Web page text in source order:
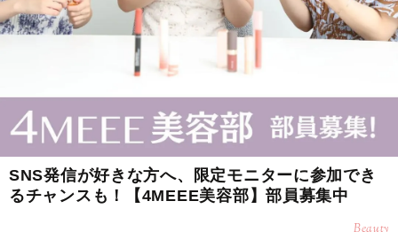
SNS発信が好きな方へ、限定モニターに参加でき
るチャンスも！【4MEEE美容部】部員募集中